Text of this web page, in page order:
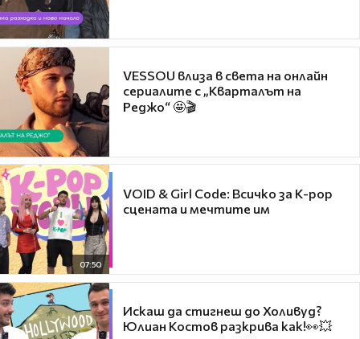
VESSOU влиза в света на онлайн
сериалите с „Кварталът на
Реджо“ 🤩🎬
07:50
VOID & Girl Code: Всичко за K-pop
сцената и мечтите им
Искаш да стигнеш до Холивуд?
Юлиан Костов разкрива как!👀💥